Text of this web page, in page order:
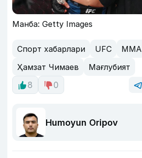
Манба: Getty Images
Спорт хабарлари UFC MMA
Ҳамзат Чимаев
Мағлубият
8
0
Humoyun Oripov